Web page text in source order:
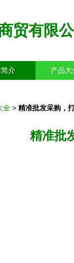
贸有限公
介 产品大
全 > 精准批发采购，
精准批